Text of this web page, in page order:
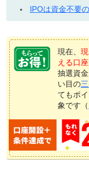
IPOは資金不要
現在、
える口
抽選資
い目の
てもポ
象です（